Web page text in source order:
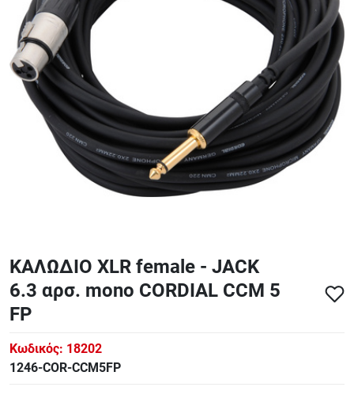
ΚΑΛΩΔΙΟ XLR female - JACK
6.3 αρσ. mono CORDIAL CCM 5
FP
Κωδικός: 18202
1246-COR-CCM5FP
ΑΞΕΣΟΥΑΡ - ΑΝΤΑΛΛΑΚΤΙΚΑ ΚΙΘΑΡΑΣ ΜΠΑΣΟΥ
848
ΤΕΤΡΑΔΙΑ-DVD-CD